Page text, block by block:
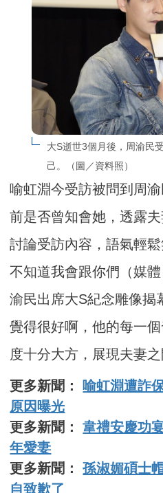
大S逝世3個月後，周渝民
己。（圖／資料照）
喻虹淵今受訪被問到周
前是否曾知會她，透露
討論受訪內容，語氣輕
不知道我會跟你們（媒
渝民出席大S紀念雕像揭
覺得很好啊，他的每一
度十分大方，展現夫妻之
更多新聞： 喻虹淵遭詐
原因曝光
更多新聞：韋禮安慶功
年愛妻
更多新聞：孫淑媚碩士
自致歉了